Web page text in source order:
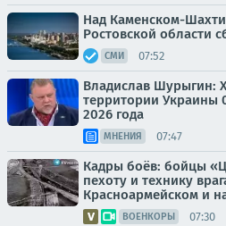
Над Каменском-
Ростовской области
СМИ 07:52
Владислав Шурыгин:
территории Украины
2026 года
МНЕНИЯ 07:47
Кадры боёв: бойцы
пехоту и технику
Красноармейском и
ВОЕНКОРЫ 07:30